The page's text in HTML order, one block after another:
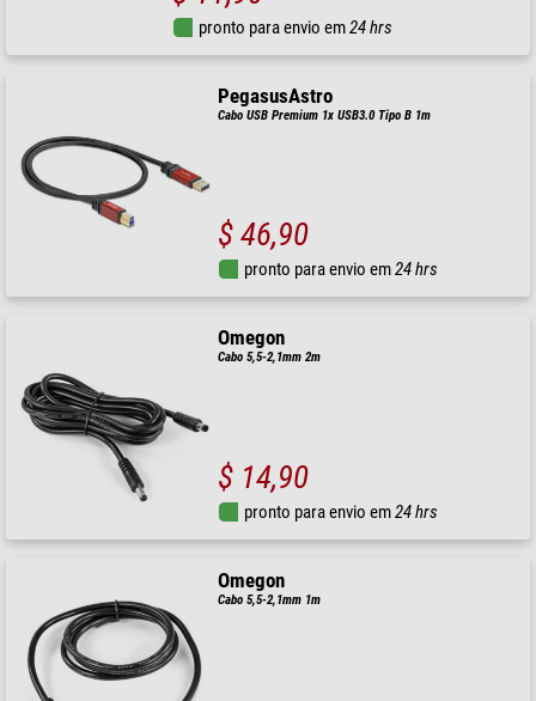
pronto para envio em24 hrs
PegasusAstro
Cabo USB Premium 1x USB3.0 Tipo B 1m
$ 46,90
pronto para envio em24 hrs
Omegon
Cabo 5,5-2,1mm 2m
$ 14,90
pronto para envio em24 hrs
Omegon
Cabo 5,5-2,1mm 1m